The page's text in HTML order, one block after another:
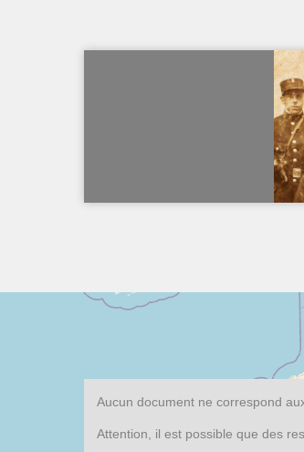
Aucun document ne correspond
Attention, il est possible que des